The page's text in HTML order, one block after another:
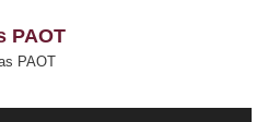
PAOT
PAOT